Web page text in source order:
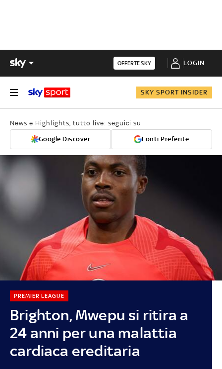
OFFERTE SKY LOGIN
SKY SPORT INSIDER
News e Highlights, tutto live: seguici su
Google Discover Fonti Preferite
Brighton, Mwepu si ritira a
24 anni per una malattia
cardiaca ereditaria
PREMIER LEAGUE